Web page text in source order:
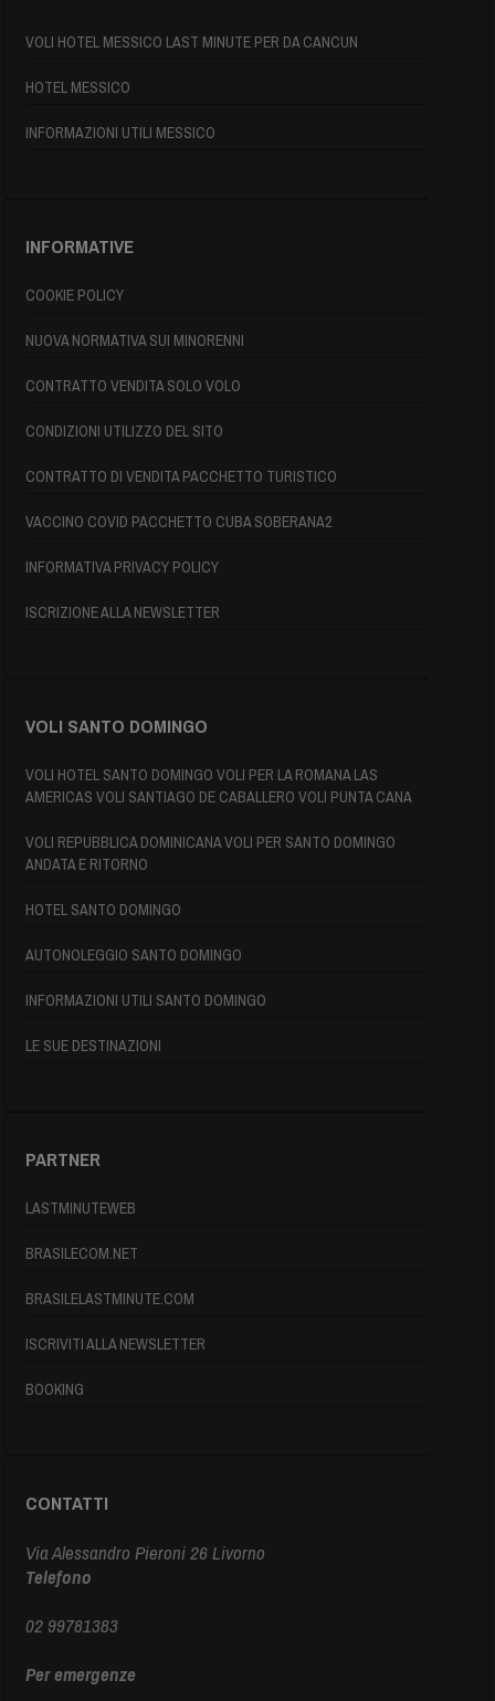
VOLI HOTEL MESSICO LAST MINUTE PER DA CANCUN
HOTEL MESSICO
INFORMAZIONI UTILI MESSICO
INFORMATIVE
COOKIE POLICY
NUOVA NORMATIVA SUI MINORENNI
CONTRATTO VENDITA SOLO VOLO
CONDIZIONI UTILIZZO DEL SITO
CONTRATTO DI VENDITA PACCHETTO TURISTICO
VACCINO COVID PACCHETTO CUBA SOBERANA2
INFORMATIVA PRIVACY POLICY
ISCRIZIONE ALLA NEWSLETTER
VOLI SANTO DOMINGO
VOLI HOTEL SANTO DOMINGO VOLI PER LA ROMANA LAS
AMERICAS VOLI SANTIAGO DE CABALLERO VOLI PUNTA CANA
VOLI REPUBBLICA DOMINICANA VOLI PER SANTO DOMINGO
ANDATA E RITORNO
HOTEL SANTO DOMINGO
AUTONOLEGGIO SANTO DOMINGO
INFORMAZIONI UTILI SANTO DOMINGO
LE SUE DESTINAZIONI
PARTNER
LASTMINUTEWEB
BRASILECOM.NET
BRASILELASTMINUTE.COM
ISCRIVITI ALLA NEWSLETTER
BOOKING
CONTATTI
Via Alessandro Pieroni 26 Livorno
Telefono
02 99781383
Per emergenze